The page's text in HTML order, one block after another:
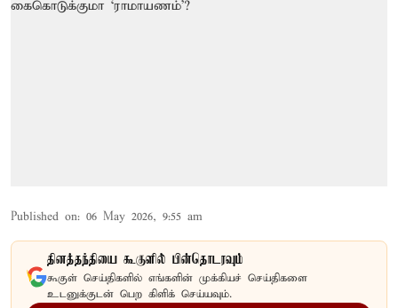
Published on: 06 May 2026, 9:55 am
தினத்தந்தியை கூகுளில் பின்தொடரவும்
கூகுள் செய்திகளில் எங்களின் முக்கியச் செய்திகளை
உடனுக்குடன் பெற கிளிக் செய்யவும்.